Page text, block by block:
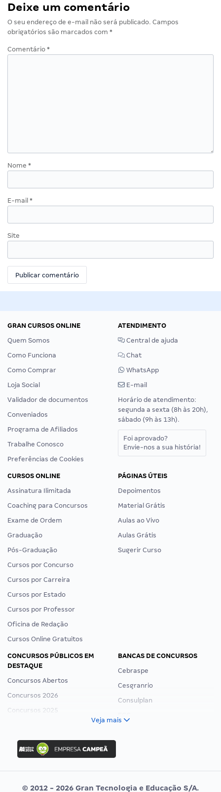
Deixe um comentário
O seu endereço de e-mail não será publicado. Campos
obrigatórios são marcados com *
Comentário *
Nome *
E-mail *
Site
GRAN CURSOS ONLINE
Quem Somos
Como Funciona
Como Comprar
Loja Social
Validador de documentos
Conveniados
Programa de Afiliados
Trabalhe Conosco
Preferências de Cookies
ATENDIMENTO
Central de ajuda
Chat
WhatsApp
E-mail
Horário de atendimento:
segunda a sexta (8h às 20h),
sábado (9h às 13h).
Foi aprovado?
Envie-nos a sua história!
CURSOS ONLINE
Assinatura Ilimitada
Coaching para Concursos
Exame de Ordem
Graduação
Pós-Graduação
Cursos por Concurso
Cursos por Carreira
Cursos por Estado
Cursos por Professor
Oficina de Redação
Cursos Online Gratuitos
PÁGINAS ÚTEIS
Depoimentos
Material Grátis
Aulas ao Vivo
Aulas Grátis
Sugerir Curso
CONCURSOS PÚBLICOS EM
DESTAQUE
Concursos Abertos
Concursos 2026
Concursos 2025
Concurso Ibama
Concurso MPU
Editais publicados
BANCAS DE CONCURSOS
Cebraspe
Cesgranrio
Consulplan
Vunesp
Veja mais
© 2012 - 2026 Gran Tecnologia e Educação S/A.